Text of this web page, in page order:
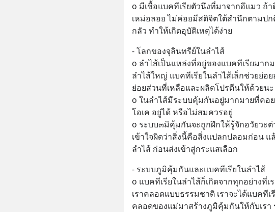
o มีเชื้อแบคทีเรียตัวนึงที่มาจากอึแมว ถ้
เหม่อลอย ไม่ค่อยมีสติจิตใต้สำนึกตามป
กลัว ทำให้เกิดอุบัติเหตุได้ง่าย
- โลกของจุลินทรีย์ในลำไส้
o ลำไส้เป็นแหล่งที่อยู่ของแบคทีเรียมาก
ลำไส้ใหญ่ แบคทีเรียในลำไส้เล็กช่วยย่อ
ย่อยส่วนที่เหลือและผลิตโปรตีนให้ด้วยนะ
o ในลำไส้มีระบบคุ้มกันอยู่มากมายที่คอ
โอเค อยู่ได้ หรือไม่สมควรอยู่
o ระบบ๓มิคุ้มกันจะถูกฝึกให้รู้จักอวัยวะต่
เข้าใจผิดว่าสิ่งนี้คือสิ่งแปลกปลอมก่อน แ
ลำไส้ ก่อนส่งเข้าสู่กระแสเลือก
- ระบบภูมิคุ้มกันและแบคทีเรียในลำไส้
o แบคทีเรียในลำไส้ก็เกิดจากทุกอย่างที่เ
เราคลอดแบบธรรมชาติ เราจะได้แบคที
คลอดของแม่มาสร้างภูมิคุ้มกันให้กับเรา